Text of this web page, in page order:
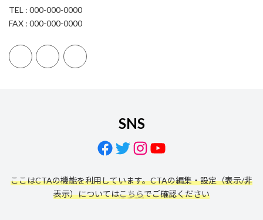
TEL : 000-000-0000
FAX : 000-000-0000
SNS
Facebook
Twitter
Instagram
YouTube
ここはCTAの機能を利用しています。CTAの編集・設定（表示/非
表示）についてはこちらでご確認ください